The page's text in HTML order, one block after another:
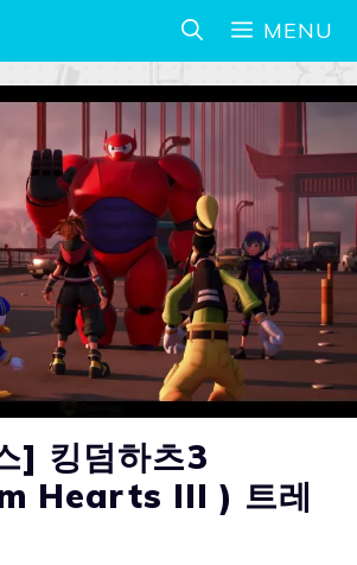
MENU
] 킹덤하츠3
Hearts III ) 트레